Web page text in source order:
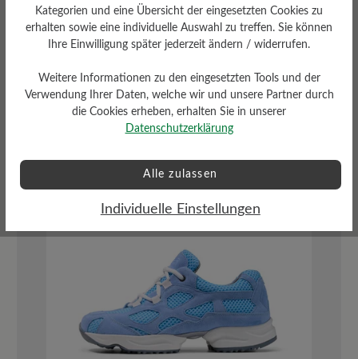
Sport- und
Touringschuhe für
Gassi-Gänge
Kategorien und eine Übersicht der eingesetzten Cookies zu
erhalten sowie eine individuelle Auswahl zu treffen. Sie können
Ihre Einwilligung später jederzeit ändern / widerrufen.
Weitere Informationen zu den eingesetzten Tools und der
Verwendung Ihrer Daten, welche wir und unsere Partner durch
die Cookies erheben, erhalten Sie in unserer
Datenschutzerklärung
Alle zulassen
Individuelle Einstellungen